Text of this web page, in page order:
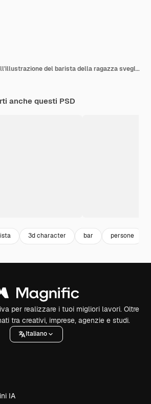
Personaggio dell'illustrazione del barista della ragazza sveglia 3d con il tema dell'indipendenza indonesiana
anche questi PSD
3d character bar persone
per realizzare i tuoi migliori lavori. Oltre
tra creativi, imprese, agenzie e studi.
Italiano
IA